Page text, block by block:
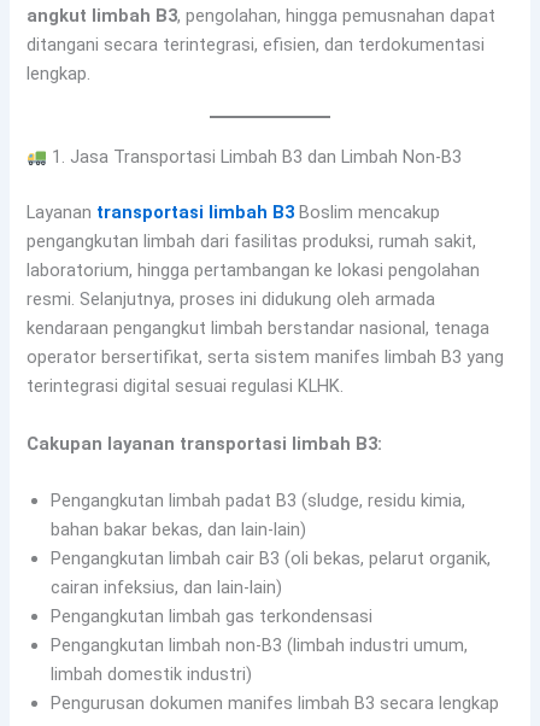
angkut limbah B3, pengolahan, hingga pemusnahan dapat
ditangani secara terintegrasi, efisien, dan terdokumentasi
lengkap.
1. Jasa Transportasi Limbah B3 dan Limbah Non-B3
Layanan transportasi limbah B3 Boslim mencakup
pengangkutan limbah dari fasilitas produksi, rumah sakit,
laboratorium, hingga pertambangan ke lokasi pengolahan
resmi. Selanjutnya, proses ini didukung oleh armada
kendaraan pengangkut limbah berstandar nasional, tenaga
operator bersertifikat, serta sistem manifes limbah B3 yang
terintegrasi digital sesuai regulasi KLHK.
Cakupan layanan transportasi limbah B3:
Pengangkutan limbah padat B3 (sludge, residu kimia,
bahan bakar bekas, dan lain-lain)
Pengangkutan limbah cair B3 (oli bekas, pelarut organik,
cairan infeksius, dan lain-lain)
Pengangkutan limbah gas terkondensasi
Pengangkutan limbah non-B3 (limbah industri umum,
limbah domestik industri)
Pengurusan dokumen manifes limbah B3 secara lengkap